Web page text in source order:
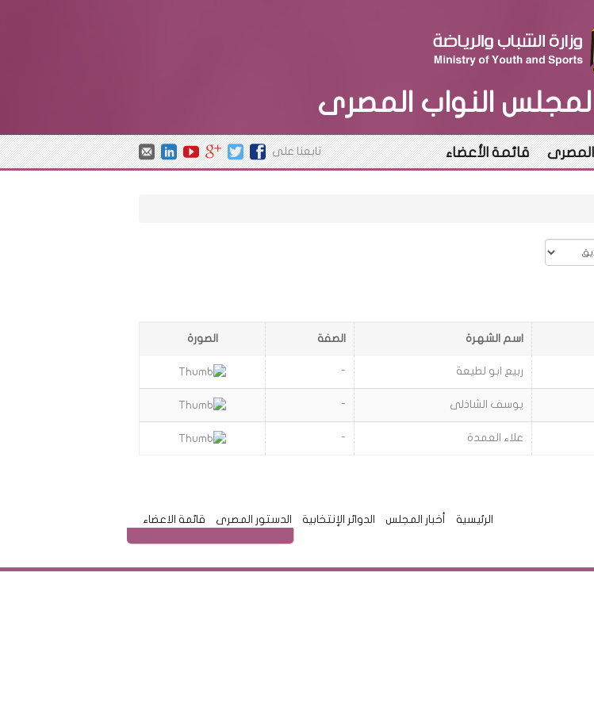
لمجلس النواب المصرى
المصرى قائمة الأعضاء تابعنا على
اسم الشهرة الصفة الصورة
ربيع ابو لطيعة -
يوسف الشاذلى -
علاء العمدة -
الرئيسية أخبار المجلس الدوائر الإنتخابية الدستور المصرى قائمة الاعضاء